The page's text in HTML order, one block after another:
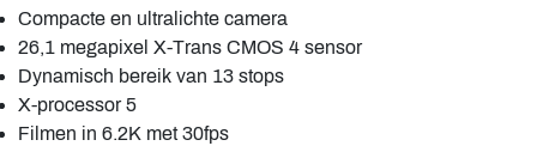
Compacte en ultralichte camera
26,1 megapixel X-Trans CMOS 4 sensor
Dynamisch bereik van 13 stops
X-processor 5
Filmen in 6.2K met 30fps